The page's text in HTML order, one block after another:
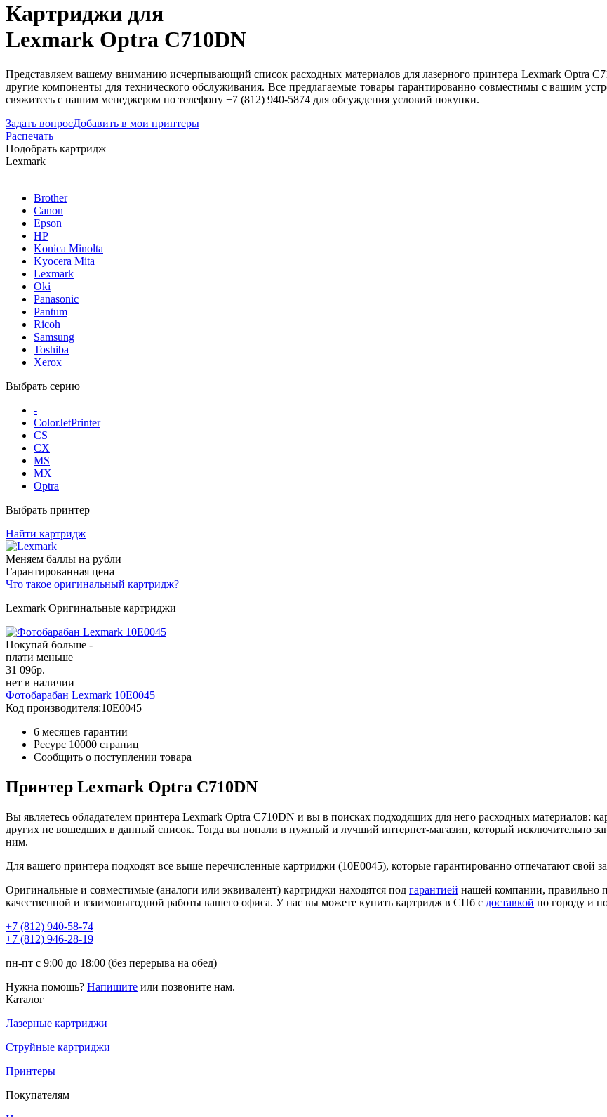
Картриджи для
Lexmark Optra C710DN
Представляем вашему вниманию исчерпывающий список расходных материалов для лазерного принтера Lexmark Optra
другие компоненты для технического обслуживания. Все предлагаемые товары гарантированно совместимы с вашим
свяжитесь с нашим менеджером по телефону +7 (812) 940-5874 для обсуждения условий покупки.
Задать вопросДобавить в мои принтеры
Распечать
Подобрать картридж
Lexmark
Brother
Canon
Epson
HP
Konica Minolta
Kyocera Mita
Lexmark
Oki
Panasonic
Pantum
Ricoh
Samsung
Toshiba
Xerox
Выбрать серию
-
ColorJetPrinter
CS
CX
MS
MX
Optra
Выбрать принтер
Найти картридж
Меняем баллы на рубли
Гарантированная цена
Что такое оригинальный картридж?
Lexmark Оригинальные картриджи
Покупай больше -
плати меньше
31 096р.
нет в наличии
Фотобарабан Lexmark 10E0045
Код производителя:10E0045
6 месяцев гарантии
Ресурс 10000 страниц
Сообщить о поступлении товара
Принтер Lexmark Optra C710DN
Вы являетесь обладателем принтера Lexmark Optra C710DN и вы в поисках подходящих для него расходных материалов:
других не вошедших в данный список. Тогда вы попали в нужный и лучший интернет-магазин, который исключительно
ним.
Для вашего принтера подходят все выше перечисленные картриджи (10E0045), которые гарантированно отпечатают свой
Оригинальные и совместимые (аналоги или эквивалент) картриджи находятся под гарантией нашей компании, правильно
качественной и взаимовыгодной работы вашего офиса. У нас вы можете купить картридж в СПб с доставкой по городу и
+7 (812) 940-58-74
+7 (812) 946-28-19
пн-пт с 9:00 до 18:00 (без перерыва на обед)
Нужна помощь? Напишите или позвоните нам.
Каталог
Лазерные картриджи
Струйные картриджи
Принтеры
Покупателям